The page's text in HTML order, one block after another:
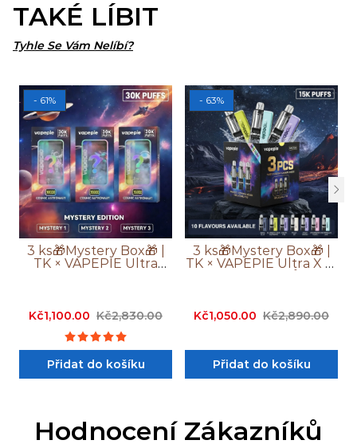
TAKÉ LÍBIT
Tyhle Se Vám Nelíbí?
- 61%
3 ks🎁Mystery Box🎁 |
TK × VAPEPIE Ultra
Kč1,100.00 Kč2,830.00
Přidat do košíku
- 63%
3 ks🎁Mystery Box🎁 |
TK × VAPEPIE Ultra X 15
Kč1,050.00 Kč2,890.00
Přidat do košíku
Hodnocení Zákazníků